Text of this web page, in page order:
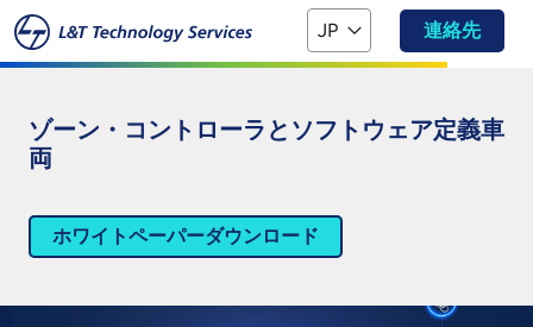
本文へスキップ
JP 連絡先
ゾーン・コントローラとソフトウェア定義車
両
ホワイトペーパーダウンロード